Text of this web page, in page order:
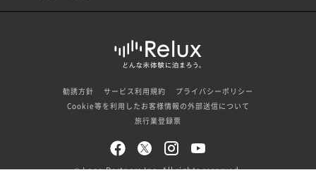
勧誘方針 サービス利用規約
プライバシーポリシー
Cookie等を利用したお客様情報の外部送信について
旅行業登録票
© Loco Partners Inc. All rights reserved.